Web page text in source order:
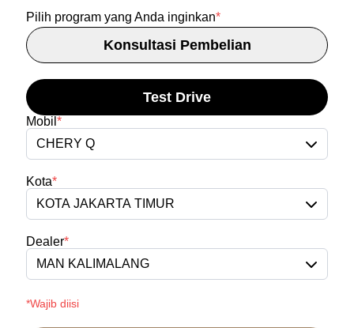
Pilih program yang Anda inginkan*
Konsultasi Pembelian
Test Drive
Mobil *
CHERY Q
Kota*
KOTA JAKARTA TIMUR
Dealer*
MAN KALIMALANG
*Wajib diisi